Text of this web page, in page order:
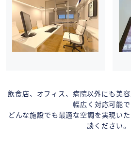
飲食店、オフィス、病院以外にも美
幅広く対応可能で
どんな施設でも最適な空調を実現い
談ください。